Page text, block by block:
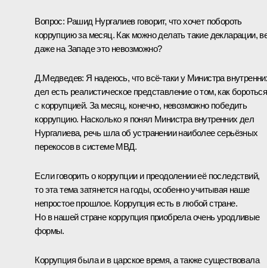
Вопрос: Рашид Нургалиев говорит, что хочет побороть
коррупцию за месяц. Как можно делать такие декларации,
даже на Западе это невозможно?
Д.Медведев: Я надеюсь, что всё‑таки у Министра
дел есть реалистическое представление о том, как бороться
с коррупцией. За месяц, конечно, невозможно победить
коррупцию. Насколько я понял Министра внутренних дел
Нургалиева, речь шла об устранении наиболее серьёзных
перекосов в системе МВД.
Если говорить о коррупции и преодолении её последствий,
то эта тема затянется на годы, особенно учитывая наше
непростое прошлое. Коррупция есть в любой стране.
Но в нашей стране коррупция приобрела очень уродливые
формы.
Коррупция была и в царское время, а также существовала